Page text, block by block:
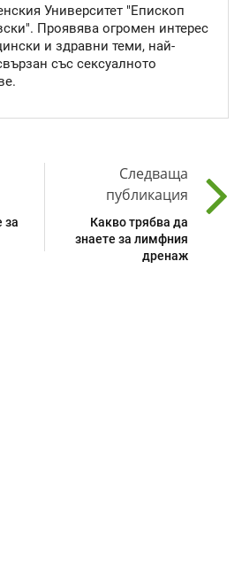
Университет "Епископ
Проявява огромен интерес
и здравни теми, най-
със сексуалното
за
Следваща
публикация
Какво трябва да
знаете за лимфния
дренаж